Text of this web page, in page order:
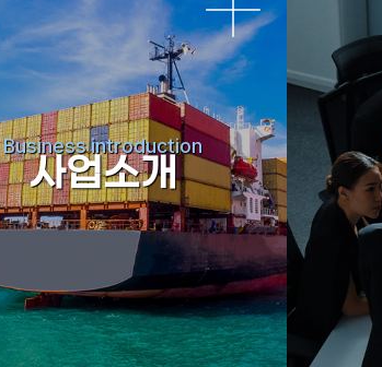
Business introduction
사업소개